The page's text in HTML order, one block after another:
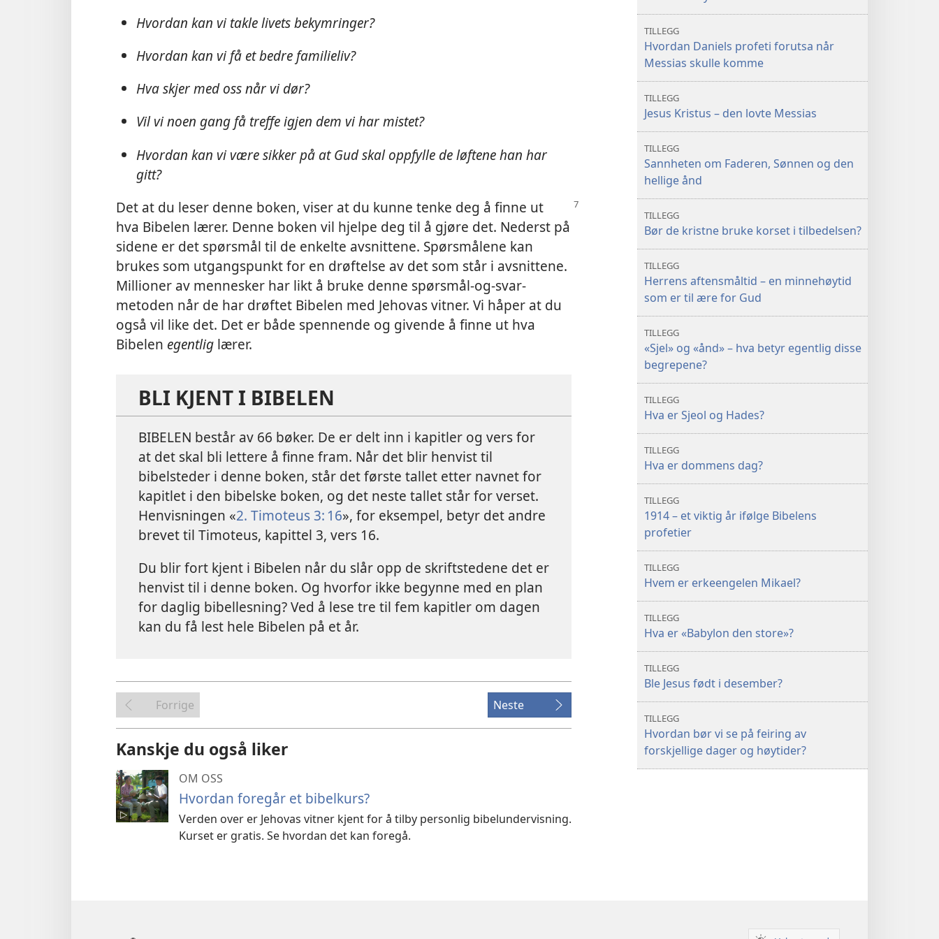
Hvordan kan vi takle livets bekymringer?
Hvordan kan vi få et bedre familieliv?
Hva skjer med oss når vi dør?
Vil vi noen gang få treffe igjen dem vi har mistet?
Hvordan kan vi være sikker på at Gud skal oppfylle de løftene han har
gitt?
Det at du leser denne boken, viser at du kunne tenke deg å finne ut
hva Bibelen lærer. Denne boken vil hjelpe deg til å gjøre det. Nederst på
sidene er det spørsmål til de enkelte avsnittene. Spørsmålene kan
brukes som utgangspunkt for en drøftelse av det som står i avsnittene.
Millioner av mennesker har likt å bruke denne spørsmål-og-svar-
metoden når de har drøftet Bibelen med Jehovas vitner. Vi håper at du
også vil like det. Det er både spennende og givende å finne ut hva
Bibelen egentlig lærer.
BLI KJENT I BIBELEN
BIBELEN består av 66 bøker. De er delt inn i kapitler og vers for
at det skal bli lettere å finne fram. Når det blir henvist til
bibelsteder i denne boken, står det første tallet etter navnet for
kapitlet i den bibelske boken, og det neste tallet står for verset.
Henvisningen «2. Timoteus 3: 16», for eksempel, betyr det andre
brevet til Timoteus, kapittel 3, vers 16.
Du blir fort kjent i Bibelen når du slår opp de skriftstedene det er
henvist til i denne boken. Og hvorfor ikke begynne med en plan
for daglig bibellesning? Ved å lese tre til fem kapitler om dagen
kan du få lest hele Bibelen på et år.
Forrige Neste
Kanskje du også liker
OM OSS
Hvordan foregår et bibelkurs?
Verden over er Jehovas vitner kjent for å tilby personlig bibelundervisning.
Kurset er gratis. Se hvordan det kan foregå.
TILLEGG
Hvordan Daniels profeti forutsa når
Messias skulle komme
TILLEGG
Jesus Kristus – den lovte Messias
TILLEGG
Sannheten om Faderen, Sønnen og den
hellige ånd
TILLEGG
Bør de kristne bruke korset i tilbedelsen?
TILLEGG
Herrens aftensmåltid – en minnehøytid
som er til ære for Gud
TILLEGG
«Sjel» og «ånd» – hva betyr egentlig disse
begrepene?
TILLEGG
Hva er Sjeol og Hades?
TILLEGG
Hva er dommens dag?
TILLEGG
1914 – et viktig år ifølge Bibelens
profetier
TILLEGG
Hvem er erkeengelen Mikael?
TILLEGG
Hva er «Babylon den store»?
TILLEGG
Ble Jesus født i desember?
TILLEGG
Hvordan bør vi se på feiring av
forskjellige dager og høytider?